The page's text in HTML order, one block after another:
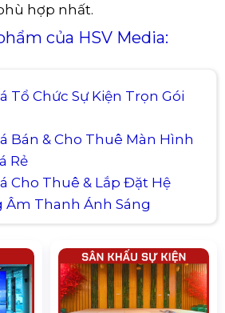
hợp nhất.
của HSV Media:
Tổ Chức Sự Kiện Trọn Gói
Bán & Cho Thuê Màn Hình
Rẻ
Cho Thuê & Lắp Đặt Hệ
Âm Thanh Ánh Sáng